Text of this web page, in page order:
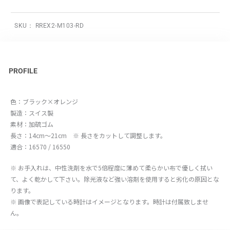
SKU： RREX2-M103-RD
PROFILE
色：ブラック×オレンジ
製造：スイス製
素材：加硫ゴム
長さ：14cm～21cm ※ 長さをカットして調整します。
適合：16570 / 16550
※ お手入れは、中性洗剤を水で5倍程度に薄めて柔らかい布で優しく拭い
て、よく乾かして下さい。除光液など強い溶剤を使用すると劣化の原因とな
ります。
※ 画像で表記している時計はイメージとなります。時計は付属致しませ
ん。